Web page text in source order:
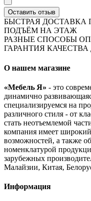
Оставить отзыв
БЫСТРАЯ ДОСТАВКА
ПОДЪЁМ НА ЭТАЖ
РАЗНЫЕ СПОСОБЫ
ГАРАНТИЯ КАЧЕСТВА
О нашем магазине
«Мебель Я» - это
динамично
специализируемся на
различного стиля - от
стать неотъемлемой
компания имеет
возможностей, а также
номенклатурой
зарубежных
Малайзии, Китая,
Информация